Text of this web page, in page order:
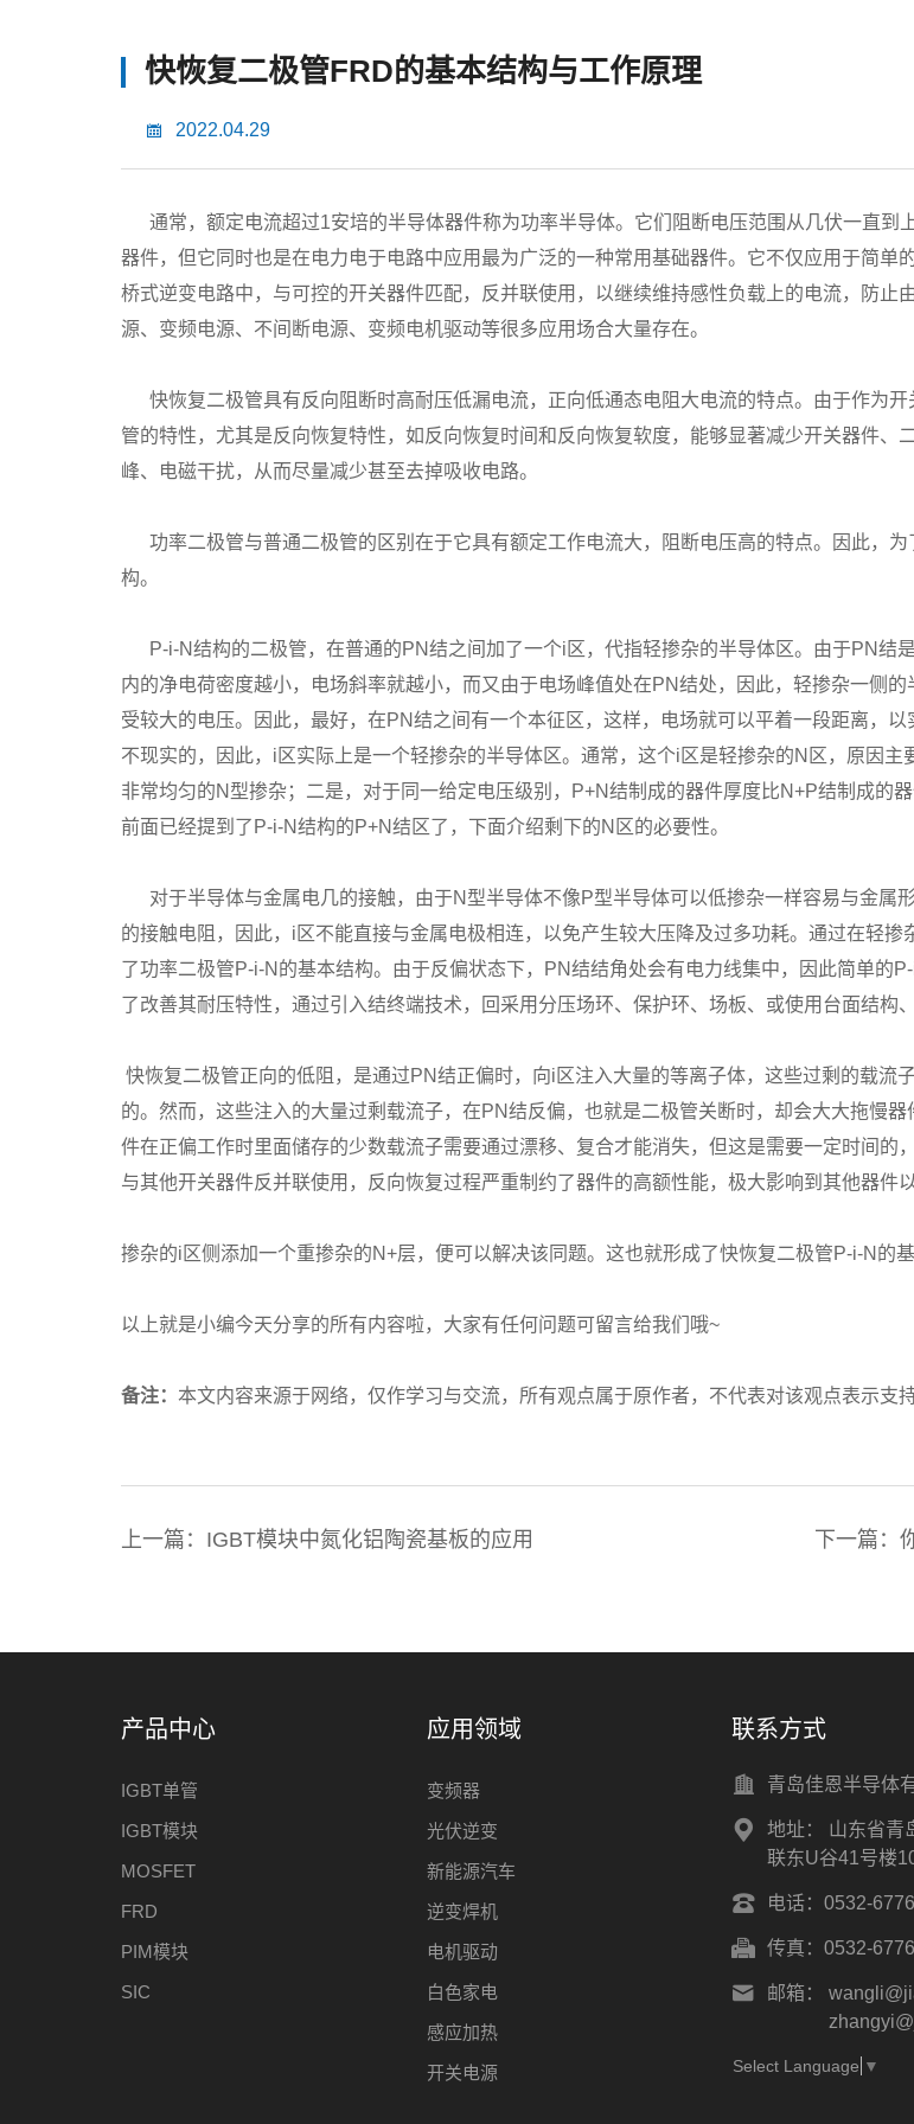
快恢复二极管FRD的基本结构与工作原理
2022.04.29
通常，额定电流超过1安培的半导体器件称为功率半导体。它们阻断电压范围从几伏一直到
器件，但它同时也是在电力电于电路中应用最为广泛的一种常用基础器件。它不仅应用于简
桥式逆变电路中，与可控的开关器件匹配，反并联使用，以继续维持感性负载上的电流，防
源、变频电源、不间断电源、变频电机驱动等很多应用场合大量存在。
快恢复二极管具有反向阻断时高耐压低漏电流，正向低通态电阻大电流的特点。由于作为
管的特性，尤其是反向恢复特性，如反向恢复时间和反向恢复软度，能够显著减少开关器件
峰、电磁干扰，从而尽量减少甚至去掉吸收电路。
功率二极管与普通二极管的区别在于它具有额定工作电流大，阻断电压高的特点。因此，
构。
P-i-N结构的二极管，在普通的PN结之间加了一个i区，代指轻掺杂的半导体区。由于PN结
内的净电荷密度越小，电场斜率就越小，而又由于电场峰值处在PN结处，因此，轻掺杂一侧
受较大的电压。因此，最好，在PN结之间有一个本征区，这样，电场就可以平着一段距离，
不现实的，因此，i区实际上是一个轻掺杂的半导体区。通常，这个i区是轻掺杂的N区，原因
非常均匀的N型掺杂；二是，对于同一给定电压级别，P+N结制成的器件厚度比N+P结制成的
前面已经提到了P-i-N结构的P+N结区了，下面介绍剩下的N区的必要性。
对于半导体与金属电几的接触，由于N型半导体不像P型半导体可以低掺杂一样容易与金属
的接触电阻，因此，i区不能直接与金属电极相连，以免产生较大压降及过多功耗。通过在轻
了功率二极管P-i-N的基本结构。由于反偏状态下，PN结结角处会有电力线集中，因此简单的
了改善其耐压特性，通过引入结终端技术，回采用分压场环、保护环、场板、或使用台面结构
快恢复二极管正向的低阻，是通过PN结正偏时，向i区注入大量的等离子体，这些过剩的载
的。然而，这些注入的大量过剩载流子，在PN结反偏，也就是二极管关断时，却会大大拖慢
件在正偏工作时里面储存的少数载流子需要通过漂移、复合才能消失，但这是需要一定时间
与其他开关器件反并联使用，反向恢复过程严重制约了器件的高额性能，极大影响到其他器件
掺杂的i区侧添加一个重掺杂的N+层，便可以解决该同题。这也就形成了快恢复二极管P-i-N的基
以上就是小编今天分享的所有内容啦，大家有任何问题可留言给我们哦~
备注： 本文内容来源于网络，仅作学习与交流，所有观点属于原作者，不代表对该观点表
上一篇：IGBT模块中氮化铝陶瓷基板的应用 下一篇：
产品中心
IGBT单管
IGBT模块
MOSFET
FRD
PIM模块
SIC
应用领域
变频器
光伏逆变
新能源汽车
逆变焊机
电机驱动
白色家电
感应加热
开关电源
联系方式
青岛佳恩半导体
地址：
山东省青
联东U谷41号楼
电话：0532-
传真：0532-
邮箱：
Select Language ▼